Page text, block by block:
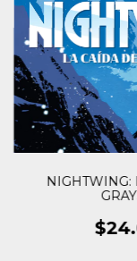
NIGHTWING: